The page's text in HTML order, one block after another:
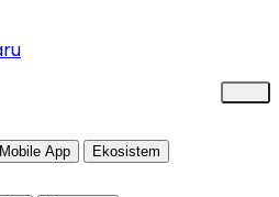
Mobile App
Ekosistem